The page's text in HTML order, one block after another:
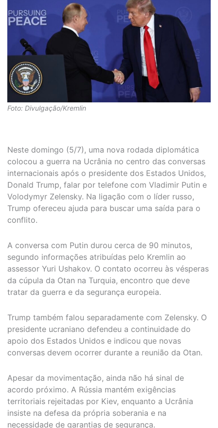
Foto: Divulgação/Kremlin
Neste domingo (5/7), uma nova rodada diplomática
colocou a guerra na Ucrânia no centro das conversas
internacionais após o presidente dos Estados Unidos,
Donald Trump, falar por telefone com Vladimir Putin e
Volodymyr Zelensky. Na ligação com o líder russo,
Trump ofereceu ajuda para buscar uma saída para o
conflito.
A conversa com Putin durou cerca de 90 minutos,
segundo informações atribuídas pelo Kremlin ao
assessor Yuri Ushakov. O contato ocorreu às vésperas
da cúpula da Otan na Turquia, encontro que deve
tratar da guerra e da segurança europeia.
Trump também falou separadamente com Zelensky. O
presidente ucraniano defendeu a continuidade do
apoio dos Estados Unidos e indicou que novas
conversas devem ocorrer durante a reunião da Otan.
Apesar da movimentação, ainda não há sinal de
acordo próximo. A Rússia mantém exigências
territoriais rejeitadas por Kiev, enquanto a Ucrânia
insiste na defesa da própria soberania e na
necessidade de garantias de segurança.